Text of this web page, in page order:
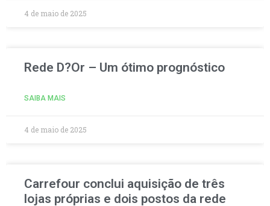
4 de maio de 2025
Rede D?Or – Um ótimo prognóstico
SAIBA MAIS
4 de maio de 2025
Carrefour conclui aquisição de três
lojas próprias e dois postos da rede